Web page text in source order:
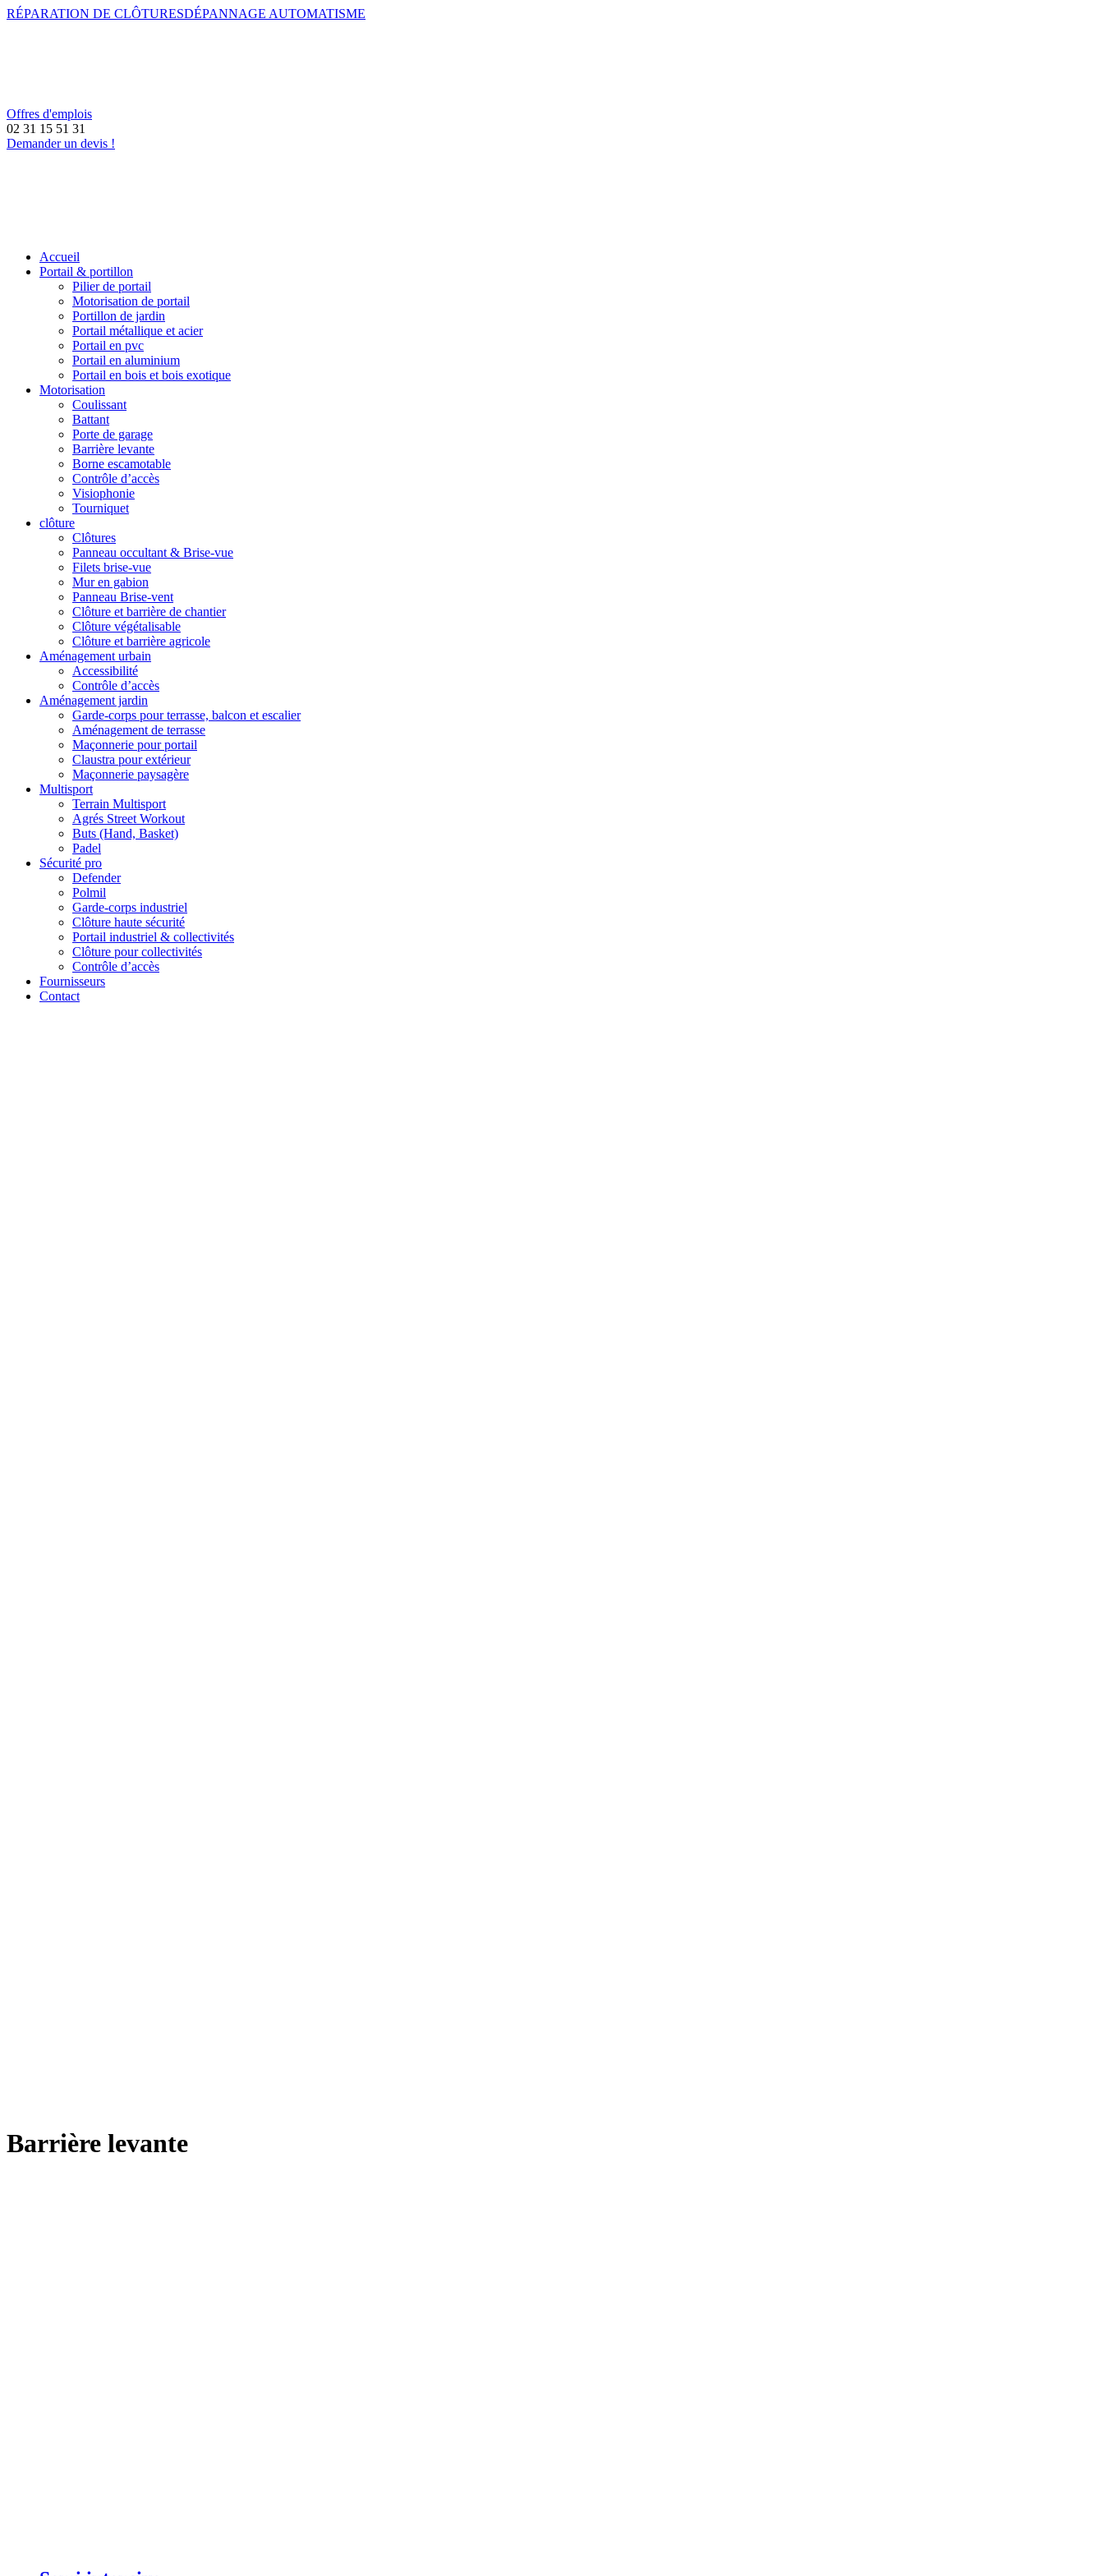
RÉPARATION DE CLÔTURESDÉPANNAGE AUTOMATISME
Offres d'emplois
02 31 15 51 31
Demander un devis !
Accueil
Portail & portillon
Pilier de portail
Motorisation de portail
Portillon de jardin
Portail métallique et acier
Portail en pvc
Portail en aluminium
Portail en bois et bois exotique
Motorisation
Coulissant
Battant
Porte de garage
Barrière levante
Borne escamotable
Contrôle d’accès
Visiophonie
Tourniquet
clôture
Clôtures
Panneau occultant & Brise-vue
Filets brise-vue
Mur en gabion
Panneau Brise-vent
Clôture et barrière de chantier
Clôture végétalisable
Clôture et barrière agricole
Aménagement urbain
Accessibilité
Contrôle d’accès
Aménagement jardin
Garde-corps pour terrasse, balcon et escalier
Aménagement de terrasse
Maçonnerie pour portail
Claustra pour extérieur
Maçonnerie paysagère
Multisport
Terrain Multisport
Agrés Street Workout
Buts (Hand, Basket)
Padel
Sécurité pro
Defender
Polmil
Garde-corps industriel
Clôture haute sécurité
Portail industriel & collectivités
Clôture pour collectivités
Contrôle d’accès
Fournisseurs
Contact
Barrière levante